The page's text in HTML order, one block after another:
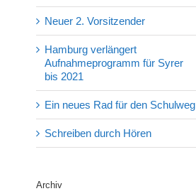
Neuer 2. Vorsitzender
Hamburg verlängert
Aufnahmeprogramm für Syrer
bis 2021
Ein neues Rad für den Schulweg
Schreiben durch Hören
Archiv